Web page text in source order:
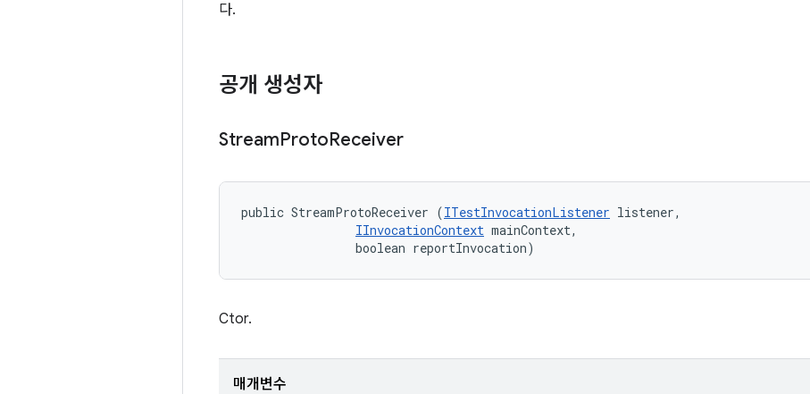
다.
공개 생성자
StreamProtoReceiver
public StreamProtoReceiver (ITestInvocationListener listener,
IInvocationContext mainContext,
                boolean reportInvocation)
Ctor.
매개변수